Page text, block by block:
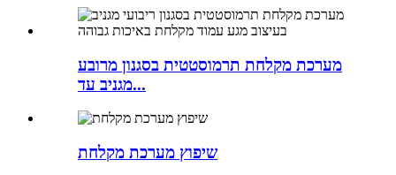
מערכת מקלחת תרמוסטטית בסגנון מרובע
מגניב עד...
שיפוץ מערכת מקלחת